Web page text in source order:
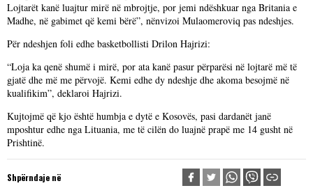
Lojtarët kanë luajtur mirë në mbrojtje, por jemi ndëshkuar nga Britania e
Madhe, në gabimet që kemi bërë”, nënvizoi Mulaomeroviq pas ndeshjes.
Për ndeshjen foli edhe basketbollisti Drilon Hajrizi:
“Loja ka qenë shumë i mirë, por ata kanë pasur përparësi në lojtarë më të
gjatë dhe më me përvojë. Kemi edhe dy ndeshje dhe akoma besojmë në
kualifikim”, deklaroi Hajrizi.
Kujtojmë që kjo është humbja e dytë e Kosovës, pasi dardanët janë
mposhtur edhe nga Lituania, me të cilën do luajnë prapë me 14 gusht në
Prishtinë.
Shpërndaje në